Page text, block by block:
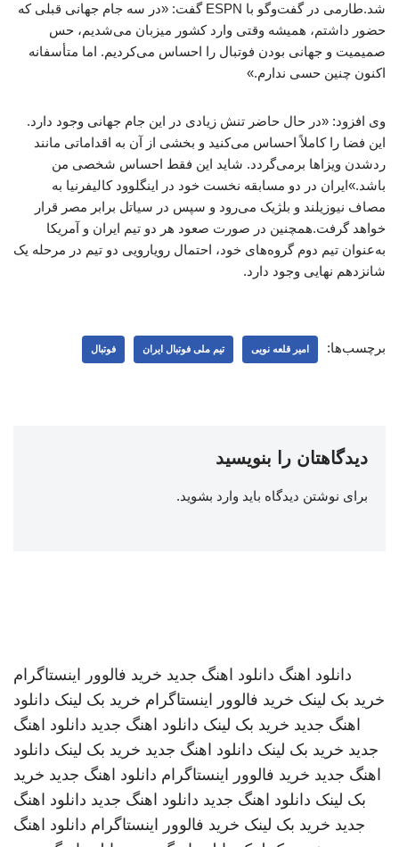
شد.طارمی در گفت‌وگو با ESPN گفت: «در سه جام جهانی قبلی که
حضور داشتم، همیشه وقتی وارد کشور میزبان می‌شدیم، حس
صمیمیت و جهانی بودن فوتبال را احساس می‌کردیم. اما متأسفانه
اکنون چنین حسی ندارم.»
وی افزود: «در حال حاضر تنش زیادی در این جام جهانی وجود دارد.
این فضا را کاملاً احساس می‌کنید و بخشی از آن به اقداماتی مانند
ردشدن ویزاها برمی‌گردد. شاید این فقط احساس شخصی من
باشد.»ایران در دو مسابقه نخست خود در اینگلوود کالیفرنیا به
مصاف نیوزیلند و بلژیک می‌رود و سپس در سیاتل برابر مصر قرار
خواهد گرفت.همچنین در صورت صعود هر دو تیم ایران و آمریکا
به‌عنوان تیم دوم گروه‌های خود، احتمال رویارویی دو تیم در مرحله یک
شانزدهم نهایی وجود دارد.
برچسب‌ها: امیر قلعه نویی تیم ملی فوتبال ایران فوتبال
دیدگاهتان را بنویسید
برای نوشتن دیدگاه باید وارد بشوید.
دانلود اهنگ دانلود اهنگ جدید خرید فالوور اینستاگرام
خرید بک لینک خرید فالوور اینستاگرام خرید بک لینک دانلود
اهنگ جدید خرید بک لینک دانلود اهنگ جدید دانلود اهنگ
جدید خرید بک لینک دانلود اهنگ جدید خرید بک لینک دانلود
اهنگ جدید خرید فالوور اینستاگرام دانلود اهنگ جدید خرید
بک لینک دانلود اهنگ جدید دانلود اهنگ جدید دانلود اهنگ
جدید خرید بک لینک خرید فالوور اینستاگرام دانلود اهنگ